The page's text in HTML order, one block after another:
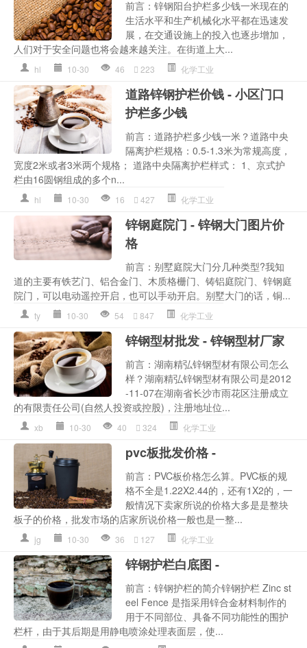
前言：锌钢阳台护栏多少钱一米现在的
生活水平和生产机械化水平都在迅速发
展，在交通设施上的投入也逐步增加，
人们对于安全问题也将会越来越关注。在街道上大...
hl 10-30 46 223 化学工业
道路锌钢护栏价钱 - 小区门口
护栏多少钱
前言：道路护栏多少钱一米？道路中央
隔离护栏规格：0.5-1.3米为常规高度，
宽度2米或者3米两个规格； 道路中央隔离护栏样式： 1、京式护
栏由16圆钢组成的多个n...
hl 10-30 16 427 化学工业
锌钢庭院门 - 锌钢大门图片价
格
前言：别墅庭院大门分几种类型?我知
道的主要有铁艺门、铝合金门、木质格栅门、铸铝庭院门、锌钢庭
院门，可以电动遥控开启，也可以手动开启。别墅大门的话，铜...
ty 10-30 54 847 化学工业
锌钢型材批发 - 锌钢型材厂家
前言：湖南精弘锌钢型材有限公司怎么
样？湖南精弘锌钢型材有限公司是2012
-11-07在湖南省长沙市雨花区注册成立
的有限责任公司(自然人投资或控股)，注册地址位...
xb 10-30 40 324 化学工业
pvc板批发价格 -
前言：PVC板价格怎么算。PVC板的规
格不全是1.22X2.44的，还有1X2的，一
般情况下卖家所说的价格大多是是整块
板子的价格，批发市场的店家所说价格一般也是一整...
jg 10-30 36 127 化学工业
锌钢护栏白底图 -
前言：锌钢护栏的简介锌钢护栏 Zinc st
eel Fence 是指采用锌合金材料制作的
用于不同部位、具备不同功能性的围护
栏杆，由于其后期是用静电喷涂处理表面层，使...